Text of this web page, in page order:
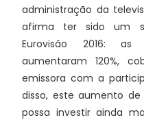
administração da
afirma ter sido um
Eurovisão 2016:
aumentaram 120%,
emissora com a
disso, este aumento
possa investir ainda